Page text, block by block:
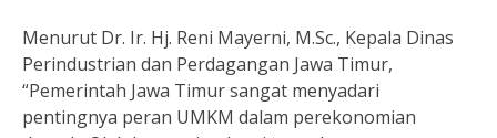
Menurut Dr. Ir. Hj. Reni Mayerni, M.Sc., Kepala Dinas
Perindustrian dan Perdagangan Jawa Timur,
“Pemerintah Jawa Timur sangat menyadari
pentingnya peran UMKM dalam perekonomian